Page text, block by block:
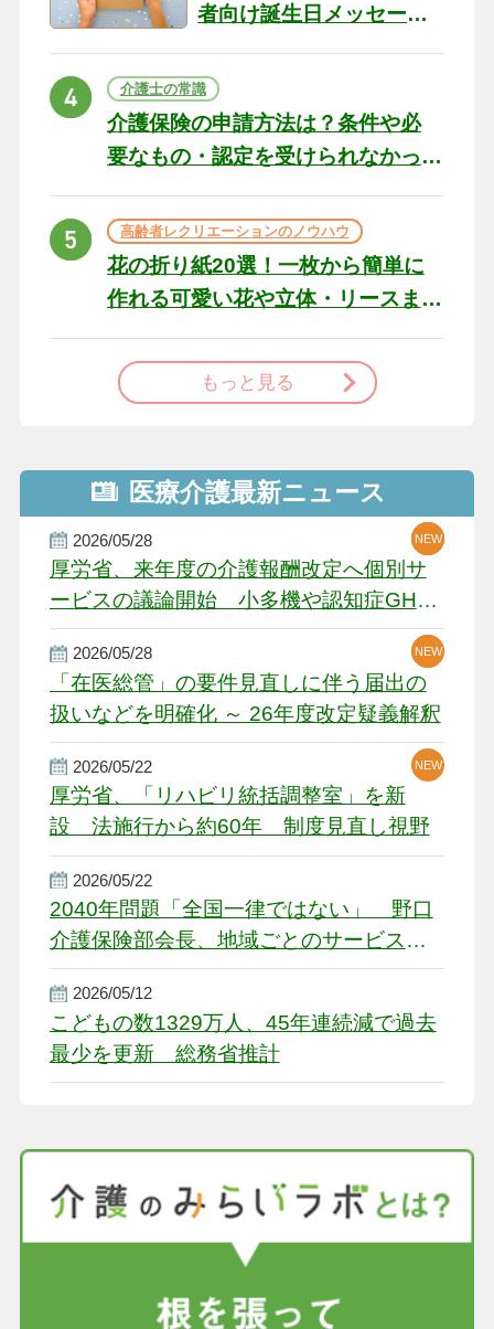
者向け誕生日メッセージ
ト
介護士の常識
介護保険の申請方法は？条件や必
要なもの・認定を受けられなかっ
高齢者レクリエーションのノウハウ
花の折り紙20選！一枚から簡単に
作れる可愛い花や立体・リースま
もっと見る
医療介護最新ニュース
2026/05/28
厚労省、来年度の介護報酬改定へ個別サ
ービスの議論開始 小多機や認知症GH、
厳しい経営環境に危機感
NEW
NEW
NEW
2026/05/28
「在医総管」の要件見直しに伴う届出の
扱いなどを明確化 ～ 26年度改定疑義解釈
NEW
NEW
2026/05/22
厚労省、「リハビリ統括調整室」を新
設 法施行から約60年 制度見直し視野
NEW
2026/05/22
2040年問題「全国一律ではない」 野口
介護保険部会長、地域ごとのサービス基
盤整備を促す
2026/05/12
こどもの数1329万人、45年連続減で過去
最少を更新 総務省推計